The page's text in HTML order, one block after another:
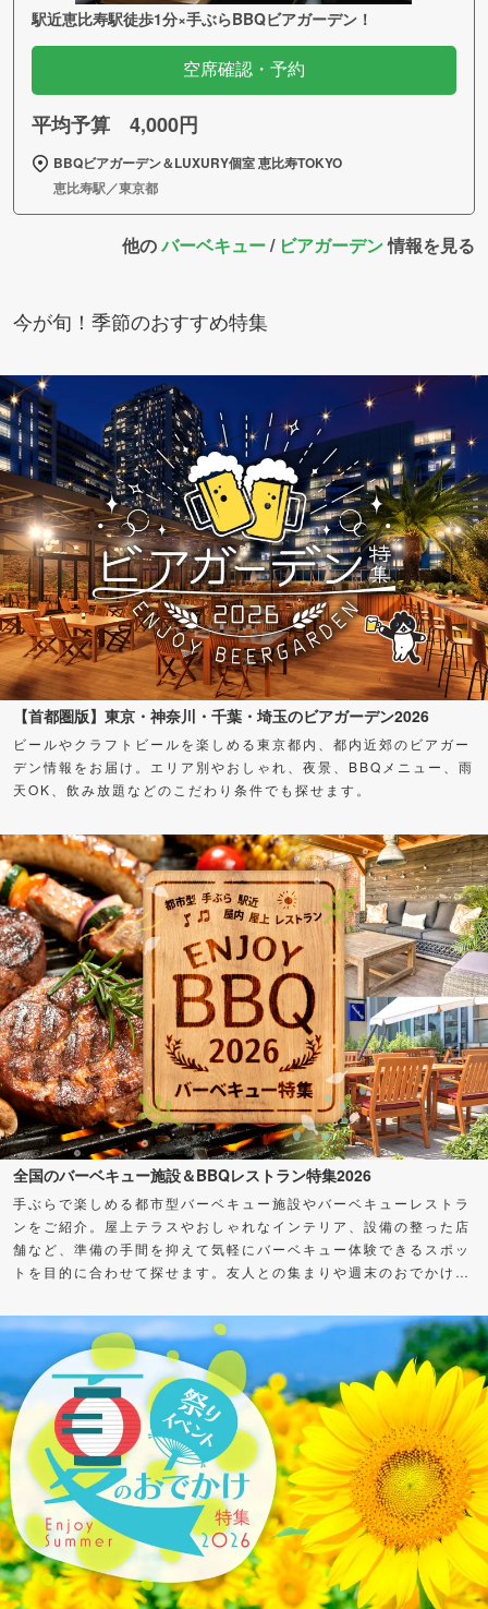
駅近恵比寿駅徒歩1分×手ぶらBBQビアガーデン！
空席確認・予約
平均予算 4,000円
BBQビアガーデン＆LUXURY個室 恵比寿TOKYO
恵比寿駅／東京都
他のバーベキュー/ ビアガーデン情報を見る
今が旬！季節のおすすめ特集
【首都圏版】東京・神奈川・千葉・埼玉のビアガーデン2026
ビールやクラフトビールを楽しめる東京都内、都内近郊のビアガー
デン情報をお届け。エリア別やおしゃれ、夜景、BBQメニュー、雨
天OK、飲み放題などのこだわり条件でも探せます。
全国のバーベキュー施設＆BBQレストラン特集2026
手ぶらで楽しめる都市型バーベキュー施設やバーベキューレストラ
ンをご紹介。屋上テラスやおしゃれなインテリア、設備の整った店
舗など、準備の手間を抑えて気軽にバーベキュー体験できるスポッ
トを目的に合わせて探せます。友人との集まりや週末のおでかけ